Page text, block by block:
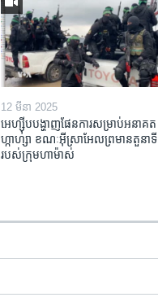
12 មីនា 2025
អេហ្ស៊ីប​បង្ហាញ​ផែនការ​សម្រាប់​អនាគត​
ហ្កាហ្សា ខណៈ​អ៊ីស្រាអែល​ព្រមាន​តួនាទី​
របស់​ក្រុម​ហាម៉ាស់